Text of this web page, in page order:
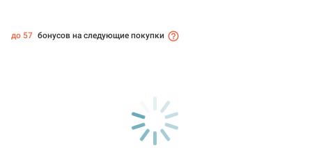
до 57 бонусов на следующие покупки